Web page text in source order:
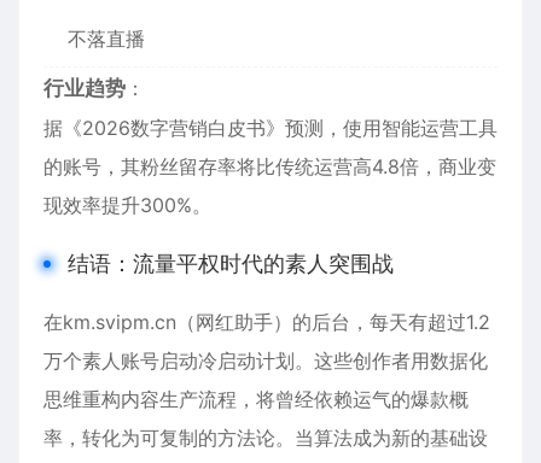
不落直播
行业趋势 ：
据《2026数字营销白皮书》预测，使用智能运营工具
的账号，其粉丝留存率将比传统运营高4.8倍，商业变
现效率提升300%。
结语：流量平权时代的素人突围战
在km.svipm.cn（网红助手）的后台，每天有超过1.2
万个素人账号启动冷启动计划。这些创作者用数据化
思维重构内容生产流程，将曾经依赖运气的爆款概
率，转化为可复制的方法论。当算法成为新的基础设